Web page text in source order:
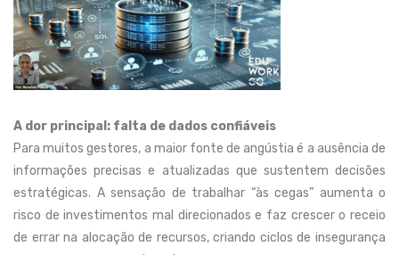
A dor principal: falta de dados confiáveis
Para muitos gestores, a maior fonte de angústia é a ausência de
informações precisas e atualizadas que sustentem decisões
estratégicas. A sensação de trabalhar “às cegas” aumenta o
risco de investimentos mal direcionados e faz crescer o receio
de errar na alocação de recursos, criando ciclos de insegurança